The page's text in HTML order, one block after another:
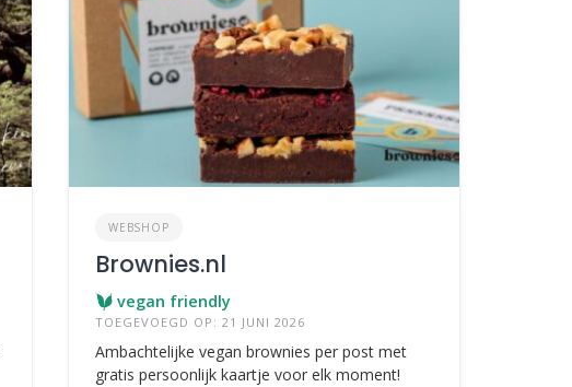
WEBSHOP
Brownies.nl
vegan friendly
TOEGEVOEGD OP: 21 JUNI 2026
Ambachtelijke vegan brownies per post met
gratis persoonlijk kaartje voor elk moment!